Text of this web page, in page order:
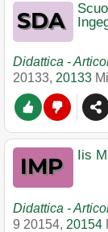
Didattica -
20133, 20133
Iis
Didattica -
9 20154, 20154